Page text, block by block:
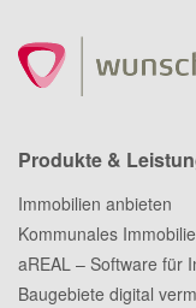
Produkte &
Immobilien anbieten
Kommunales
aREAL – Software für
Baugebiete digital